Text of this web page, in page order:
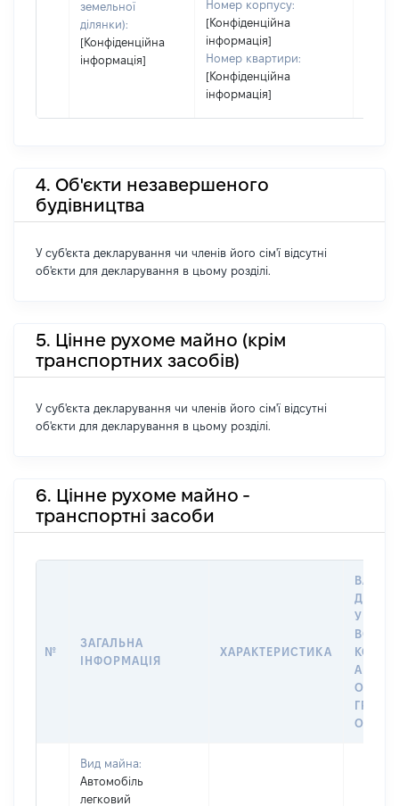
земельної
ділянки):
[Конфіденційна
інформація]
Номер корпусу:
[Конфіденційна
інформація]
Номер квартири:
[Конфіденційна
інформація]
4. Об'єкти незавершеного
будівництва
У суб'єкта декларування чи членів його сім'ї відсутні
об'єкти для декларування в цьому розділі.
5. Цінне рухоме майно (крім
транспортних засобів)
У суб'єкта декларування чи членів його сім'ї відсутні
об'єкти для декларування в цьому розділі.
6. Цінне рухоме майно -
транспортні засоби
№
ЗАГАЛЬНА
ІНФОРМАЦІЯ
ХАРАКТЕРИСТИКА
ДАТУ
У
АБО
Вид майна:
Автомобіль
легковий